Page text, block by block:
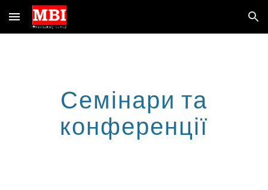
Skip to main content Skip to navigation
Семінари та
конференції